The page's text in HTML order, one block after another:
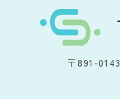
〒891-0143